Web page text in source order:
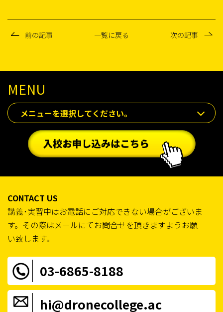
前の記事 一覧に戻る 次の記事
MENU
メニューを選択してください。
CONTACT US
講義･実習中はお電話にご対応できない場合がございま
す。その際はメールにてお問合せを頂きますようお願
い致します。
03-6865-8188
hi@dronecollege.ac